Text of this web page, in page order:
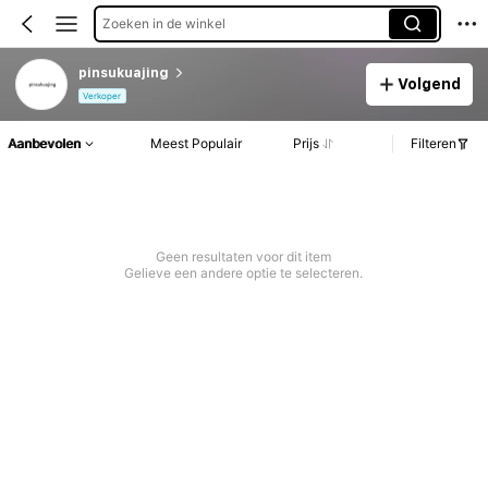
Zoeken in de winkel
pinsukuajing
Verkoper
Volgend
Aanbevolen Meest Populair Prijs Filteren
Geen resultaten voor dit item
Gelieve een andere optie te selecteren.